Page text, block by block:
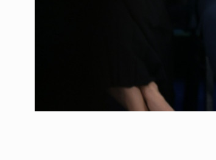
ოთარ
ᲔᲙᲝᲜᲝᲛᲘᲙᲐ